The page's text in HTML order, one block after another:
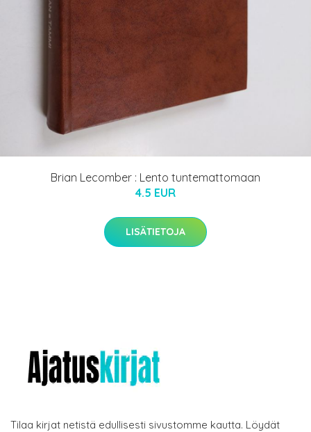
Brian Lecomber : Lento tuntemattomaan
4.5 EUR
LISÄTIETOJA
Tilaa kirjat netistä edullisesti sivustomme kautta. Löydät